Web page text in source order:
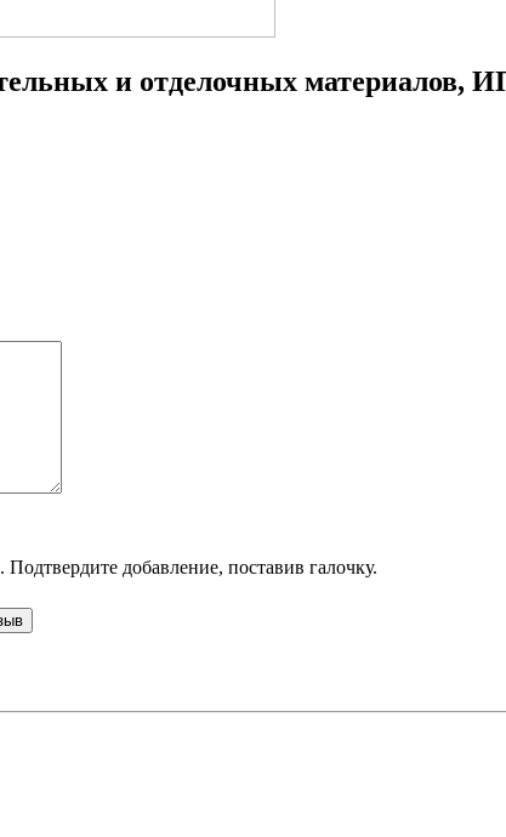
и отделочных материалов,
. Подтвердите добавление, поставив галочку.